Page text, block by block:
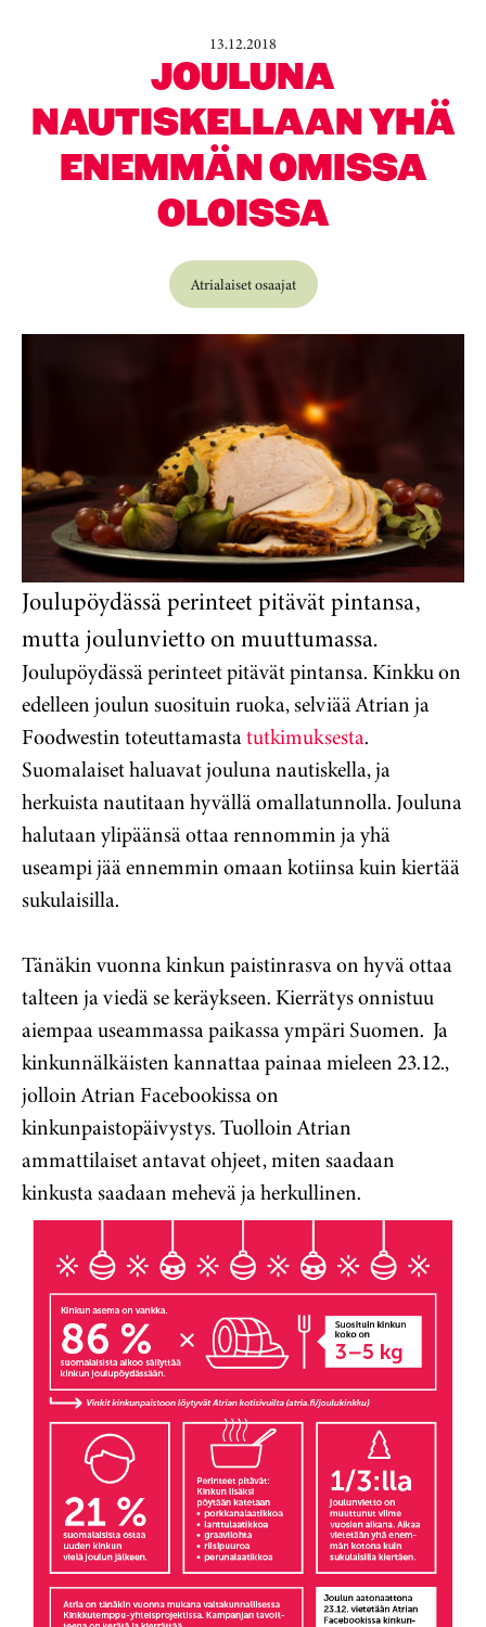
13.12.2018
JOULUNA
NAUTISKELLAAN YHÄ
ENEMMÄN OMISSA
OLOISSA
Atrialaiset osaajat
Joulupöydässä perinteet pitävät pintansa,
mutta joulunvietto on muuttumassa.
Joulupöydässä perinteet pitävät pintansa. Kinkku on
edelleen joulun suosituin ruoka, selviää Atrian ja
Foodwestin toteuttamastatutkimuksesta.
Suomalaiset haluavat jouluna nautiskella, ja
herkuista nautitaan hyvällä omallatunnolla. Jouluna
halutaan ylipäänsä ottaa rennommin ja yhä
useampi jää ennemmin omaan kotiinsa kuin kiertää
sukulaisilla.
Tänäkin vuonna kinkun paistinrasva on hyvä ottaa
talteen ja viedä se keräykseen. Kierrätys onnistuu
aiempaa useammassa paikassa ympäri Suomen. Ja
kinkunnälkäisten kannattaa painaa mieleen 23.12.,
jolloin Atrian Facebookissa on
kinkunpaistopäivystys. Tuolloin Atrian
ammattilaiset antavat ohjeet, miten saadaan
kinkusta saadaan mehevä ja herkullinen.